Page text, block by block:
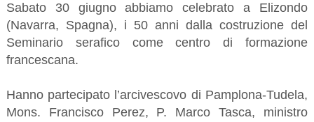
Sabato 30 giugno abbiamo celebrato a Elizondo
(Navarra, Spagna), i 50 anni dalla costruzione del
Seminario serafico come centro di formazione
francescana.
Hanno partecipato l’arcivescovo di Pamplona-Tudela,
Mons. Francisco Perez, P. Marco Tasca, ministro